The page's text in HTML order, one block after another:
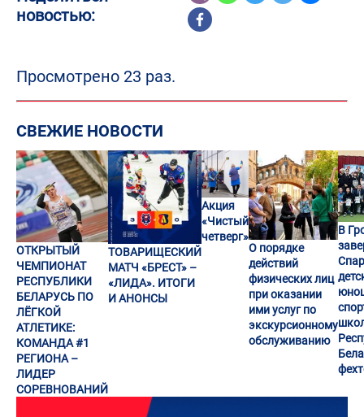
новостью:
Просмотрено 23 раз.
СВЕЖИЕ НОВОСТИ
ОТКРЫТЫЙ
ЧЕМПИОНАТ
РЕСПУБЛИКИ
БЕЛАРУСЬ ПО
ЛЁГКОЙ
АТЛЕТИКЕ:
КОМАНДА #1
РЕГИОНА –
ЛИДЕР
СОРЕВНОВАНИЙ
ТОВАРИЩЕСКИЙ
МАТЧ «БРЕСТ» –
«ЛИДА». ИТОГИ
И АНОНСЫ
Акция
«Чистый
четверг»
О порядке
действий
физических лиц
при оказании
ими услуг по
экскурсионному
обслуживанию
В